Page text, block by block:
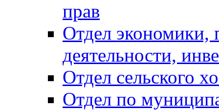
прав
Отдел экономики,
деятельности,
Отдел сельского
Отдел по